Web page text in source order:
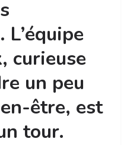
L’équipe
curieuse
un peu
être, est
tour.